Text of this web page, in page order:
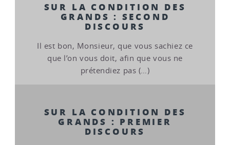
SUR LA CONDITION DES
GRANDS : SECOND
DISCOURS
Il est bon, Monsieur, que vous sachiez ce
que l’on vous doit, afin que vous ne
prétendiez pas (…)
SUR LA CONDITION DES
GRANDS : PREMIER
DISCOURS